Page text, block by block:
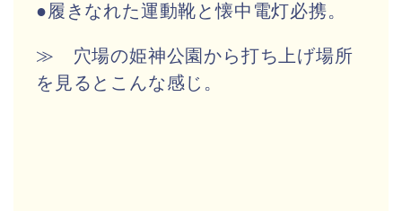
●履きなれた運動靴と懐中電灯必携。
≫ 穴場の姫神公園から打ち上げ場所
を見るとこんな感じ。